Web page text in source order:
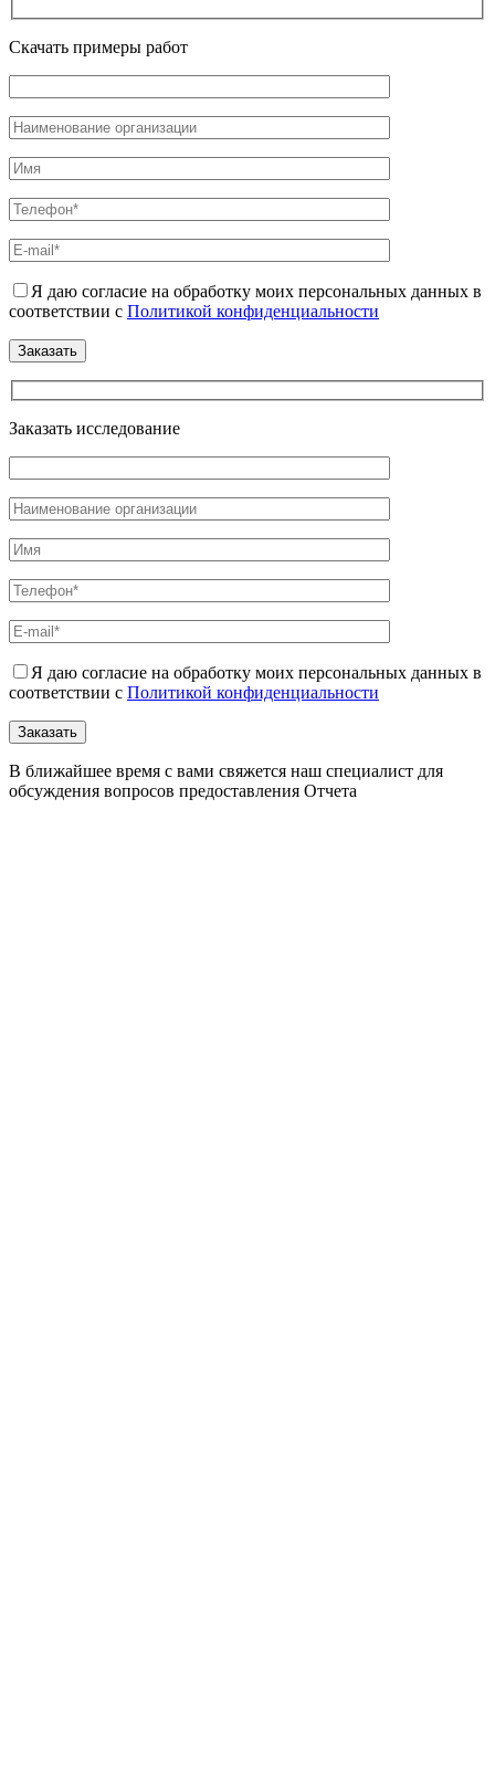
Скачать примеры работ
Я даю согласие на обработку моих персональных данных в
соответствии с Политикой конфиденциальности
Заказать исследование
Я даю согласие на обработку моих персональных данных в
соответствии с Политикой конфиденциальности
В ближайшее время с вами свяжется наш специалист для
обсуждения вопросов предоставления Отчета